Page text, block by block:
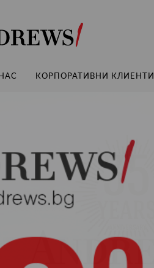
Andrews
КОРПОРАТИВНИ КЛИЕНТИ